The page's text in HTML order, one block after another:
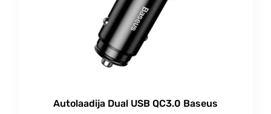
Autolaadija Dual USB QC3.0 Baseus